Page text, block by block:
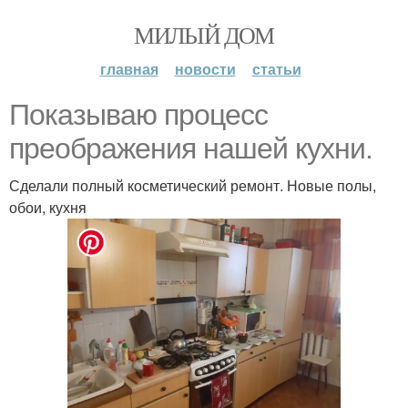
МИЛЫЙ ДОМ
главная новости статьи
Показываю процесс
преображения нашей кухни.
Сделали полный косметический ремонт. Новые полы,
обои, кухня